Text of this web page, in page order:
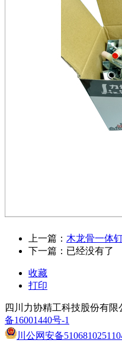
上一篇： 木龙骨一体
下一篇：已经没有了
收藏
打印
四川力协精工科技股份有限
备16001440号-1
川公网安备